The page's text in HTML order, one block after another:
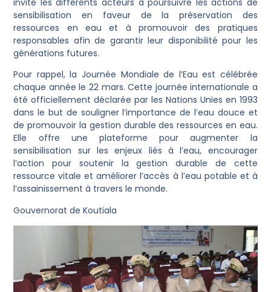
invité les différents acteurs à poursuivre les actions de
sensibilisation en faveur de la préservation des
ressources en eau et à promouvoir des pratiques
responsables afin de garantir leur disponibilité pour les
générations futures.
Pour rappel, la Journée Mondiale de l’Eau est célébrée
chaque année le 22 mars. Cette journée internationale a
été officiellement déclarée par les Nations Unies en 1993
dans le but de souligner l’importance de l’eau douce et
de promouvoir la gestion durable des ressources en eau.
Elle offre une plateforme pour augmenter la
sensibilisation sur les enjeux liés à l’eau, encourager
l’action pour soutenir la gestion durable de cette
ressource vitale et améliorer l’accès à l’eau potable et à
l’assainissement à travers le monde.
Gouvernorat de Koutiala